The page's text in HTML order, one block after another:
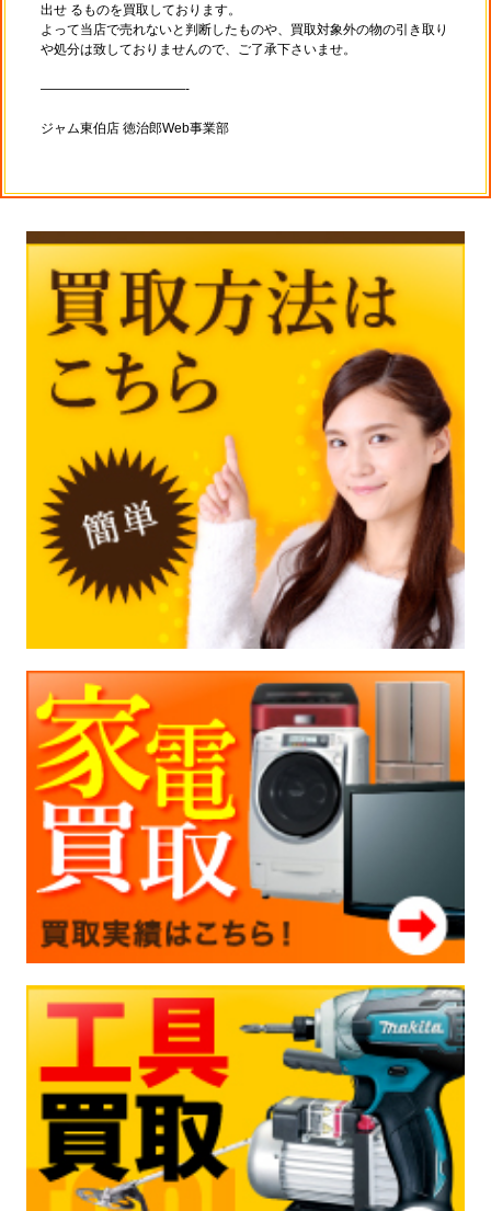
出せ るものを買取しております。
よって当店で売れないと判断したものや、買取対象外の物の引き取り
や処分は致しておりませんので、ご了承下さいませ。
———————————-
ジャム東伯店 徳治郎Web事業部